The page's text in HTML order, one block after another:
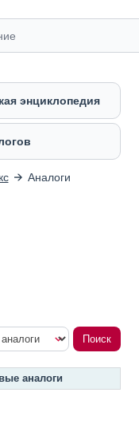
энциклопедия
Аналоги
аналоги